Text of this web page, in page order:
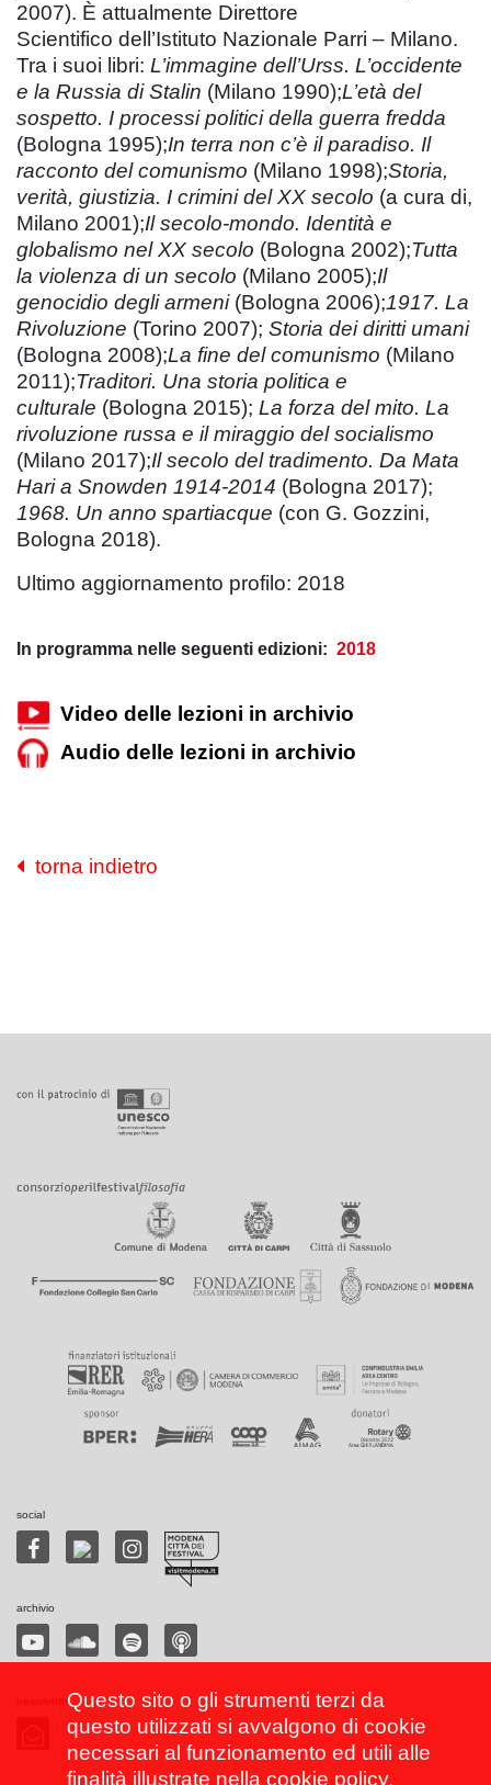
2007). È attualmente Direttore
Scientifico dell’Istituto Nazionale Parri – Milano.
Tra i suoi libri: L’immagine dell’Urss. L’occidente
e la Russia di Stalin (Milano 1990);L’età del
sospetto. I processi politici della guerra fredda
(Bologna 1995);In terra non c’è il paradiso. Il
racconto del comunismo (Milano 1998);Storia,
verità, giustizia. I crimini del XX secolo (a cura di,
Milano 2001);Il secolo-mondo. Identità e
globalismo nel XX secolo (Bologna 2002);Tutta
la violenza di un secolo (Milano 2005);Il
genocidio degli armeni(Bologna 2006);1917. La
Rivoluzione (Torino 2007); Storia dei diritti umani
(Bologna 2008);La fine del comunismo (Milano
2011);Traditori. Una storia politica e
culturale (Bologna 2015); La forza del mito. La
rivoluzione russa e il miraggio del socialismo
(Milano 2017);Il secolo del tradimento. Da Mata
Hari a Snowden 1914-2014 (Bologna 2017);
1968. Un anno spartiacque (con G. Gozzini,
Bologna 2018).
Ultimo aggiornamento profilo: 2018
In programma nelle seguenti edizioni: 2018
Video delle lezioni in archivio
Audio delle lezioni in archivio
torna indietro
social
archivio
Questo sito o gli strumenti terzi da
questo utilizzati si avvalgono di cookie
necessari al funzionamento ed utili alle
finalità illustrate nella cookie policy.